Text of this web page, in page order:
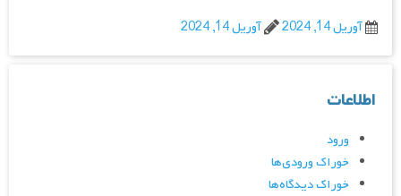
آوریل 14, 2024
آوریل 14, 2024
اطلاعات
ورود
خوراک ورودی‌ها
خوراک دیدگاه‌ها